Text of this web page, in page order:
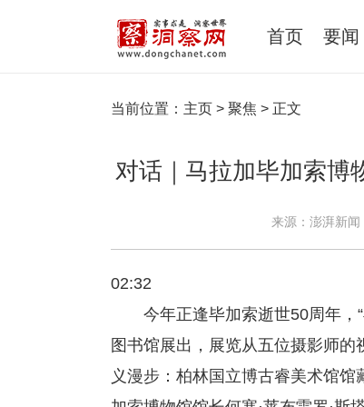
首页 要闻
当前位置： 主页 > 聚焦 > 正文
对话｜马拉加毕加索博
来源：澎湃新闻
02:32
今年正逢毕加索逝世50周年，
图书馆展出，展览从五位摄影师
义漫步：柏林国立博古睿美术馆